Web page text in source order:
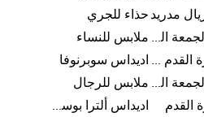
مدريد حذاء للجري
عروض الجمعة البيضاء للرجال ملابس للنساء
كرات كرة القدم للرجال اديداس سوبرنوفا
عروض الجمعة البيضاء للسيدات ملابس للرجال
القدم
اديداس ألترا بوست